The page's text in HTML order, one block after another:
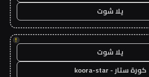
يلا شوت
!
يلا شوت
كورة ستار - koora-star